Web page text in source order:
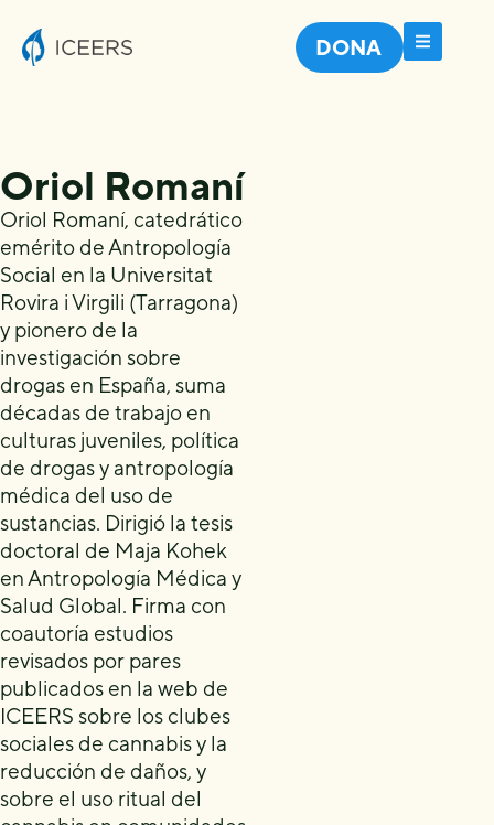
DONA
Oriol Romaní
Oriol Romaní, catedrático
emérito de Antropología
Social en la Universitat
Rovira i Virgili (Tarragona)
y pionero de la
investigación sobre
drogas en España, suma
décadas de trabajo en
culturas juveniles, política
de drogas y antropología
médica del uso de
sustancias. Dirigió la tesis
doctoral de Maja Kohek
en Antropología Médica y
Salud Global. Firma con
coautoría estudios
revisados por pares
publicados en la web de
ICEERS sobre los clubes
sociales de cannabis y la
reducción de daños, y
sobre el uso ritual del